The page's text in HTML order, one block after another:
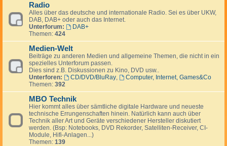
Radio
Alles über das deutsche und internationale Radio. Sei es über UKW,
DAB, DAB+ oder auch das Internet.
Unterforum:
DAB+
Themen: 424
Medien-Welt
Beiträge zu anderen Medien und allgemeine Themen, die nicht in ein
spezielles Unterforum passen.
Dies sind z.B. Diskussionen zu Kino, DVD usw..
Unterforen:
CD/DVD/BluRay,
Computer, Internet, Games&Co
Themen: 392
MBO Technik
Hier kommt alles über sämtliche digitale Hardware und neueste
technische Errungenschaften hinein. Natürlich kann auch über
Technik aller Art und Geräte verschiedener Hersteller diskutiert
werden. (Bsp: Notebooks, DVD Rekorder, Satelliten-Receiver, CI-
Module, Hifi-Anlagen...)
Themen: 139